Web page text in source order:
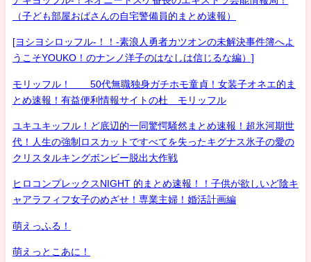
（子ども部屋おばさんの自宅警備員的まとめ速報）
[ヨシヨシロッフル-！！-素浪人勇者カツオンの未解決事件簿へよ
うこそYOUKO！のナンノ洋子のはなしは信じるな編）]
モリッフル！ 50代無職独身ガチホモ童貞！女装子オネエ的ま
とめ速報！有益便利情報サイトの杜 モリッフル
ユキユキッフル！ど底辺的一同驚愕騒然まとめ速報！超氷河期世
代！人生の強制ロスカットですべてを失ったキグナス氷子の愛の
クリスタルキングボンビー脱出大作戦
ヒロコンプレックスNIGHT 的まとめ速報！！子供が欲しいど陰キ
ャアラフィフ女子のめざせ！専業主婦！婚活計画編
萌えっふる！
萌えっとこあに！